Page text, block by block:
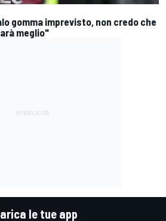
gomma imprevisto, non credo che
meglio"
le tue app